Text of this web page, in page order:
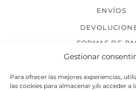
Gestionar
Para ofrecer las mejores experiencias,
las cookies para almacenar y/o acceder a
ENVÍOS
FORMAS DE
SÍGUENOS